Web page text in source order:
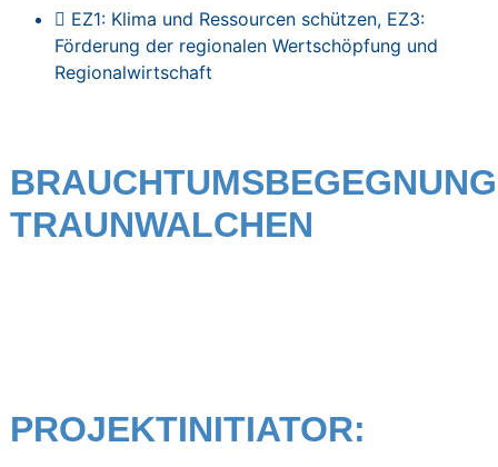
EZ1: Klima und Ressourcen schützen, EZ3:
Förderung der regionalen Wertschöpfung und
Regionalwirtschaft
TRAUNWALCHEN
PROJEKTINITIATOR: